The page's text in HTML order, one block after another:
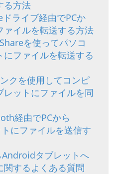
る方法
ライブ経由でPCか
ァイルを転送する方法
を使ってパソコ
にファイルを転送する
クを使用してコンピ
レットにファイルを同
経由でPCから
にファイルを送信す
Androidタブレットへ
関するよくある質問